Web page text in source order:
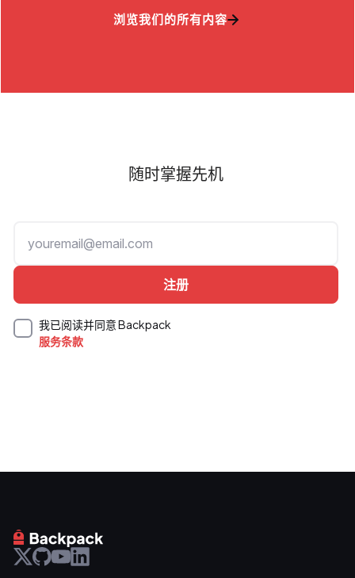
浏览我们的所有内容
随时掌握先机
我已阅读并同意 Backpack
服务条款